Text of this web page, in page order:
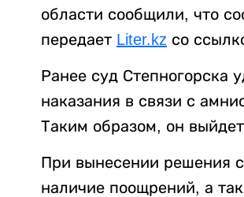
области сообщили, что
передает Liter.kz со
Ранее суд Степногорска
наказания в связи с
Таким образом, он
При вынесении решения
наличие поощрений, а